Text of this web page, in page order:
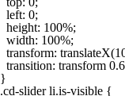
  left: 0;
  height: 100%;
  width: 100%;
transform:
transition: transform
}
.cd-slider li.is-visible {